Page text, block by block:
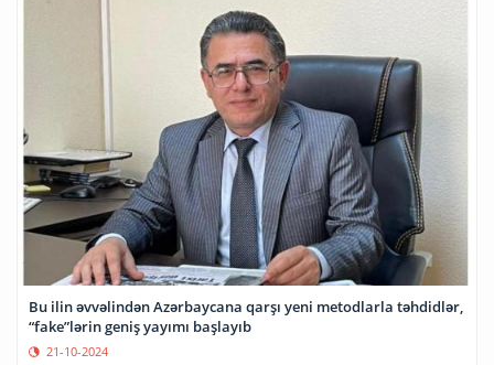
Bu ilin əvvəlindən Azərbaycana qarşı yeni metodlarla təhdidlər,
“fake”lərin geniş yayımı başlayıb
21-10-2024